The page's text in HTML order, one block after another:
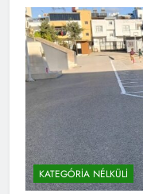
KATEGÓRIA NÉLKÜLI